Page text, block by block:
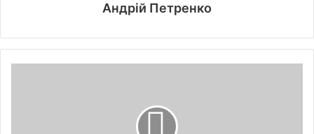
Андрій Петренко